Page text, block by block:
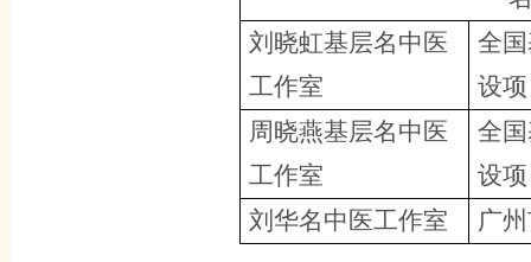
刘晓虹基层名中医
工作室
全
设
周晓燕基层名中医
工作室
全
设
刘华名中医工作室
广